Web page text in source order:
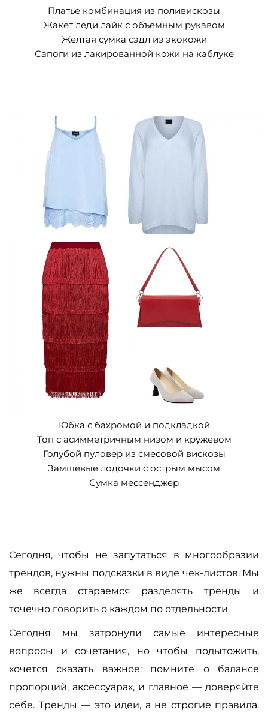
Платье комбинация из поливискозы
Жакет леди лайк с объемным рукавом
Желтая сумка сэдл из экокожи
Сапоги из лакированной кожи на каблуке
Юбка с бахромой и подкладкой
Топ с асимметричным низом и кружевом
Голубой пуловер из смесовой вискозы
Замшевые лодочки с острым мысом
Сумка мессенджер
Сегодня, чтобы не запутаться в многообразии
трендов, нужны подсказки в виде чек-листов. Мы
же всегда стараемся разделять тренды и
точечно говорить о каждом по отдельности.
Сегодня мы затронули самые интересные
вопросы и сочетания, но чтобы подытожить,
хочется сказать важное: помните о балансе
пропорций, аксессуарах, и главное — доверяйте
себе. Тренды — это идеи, а не строгие правила.